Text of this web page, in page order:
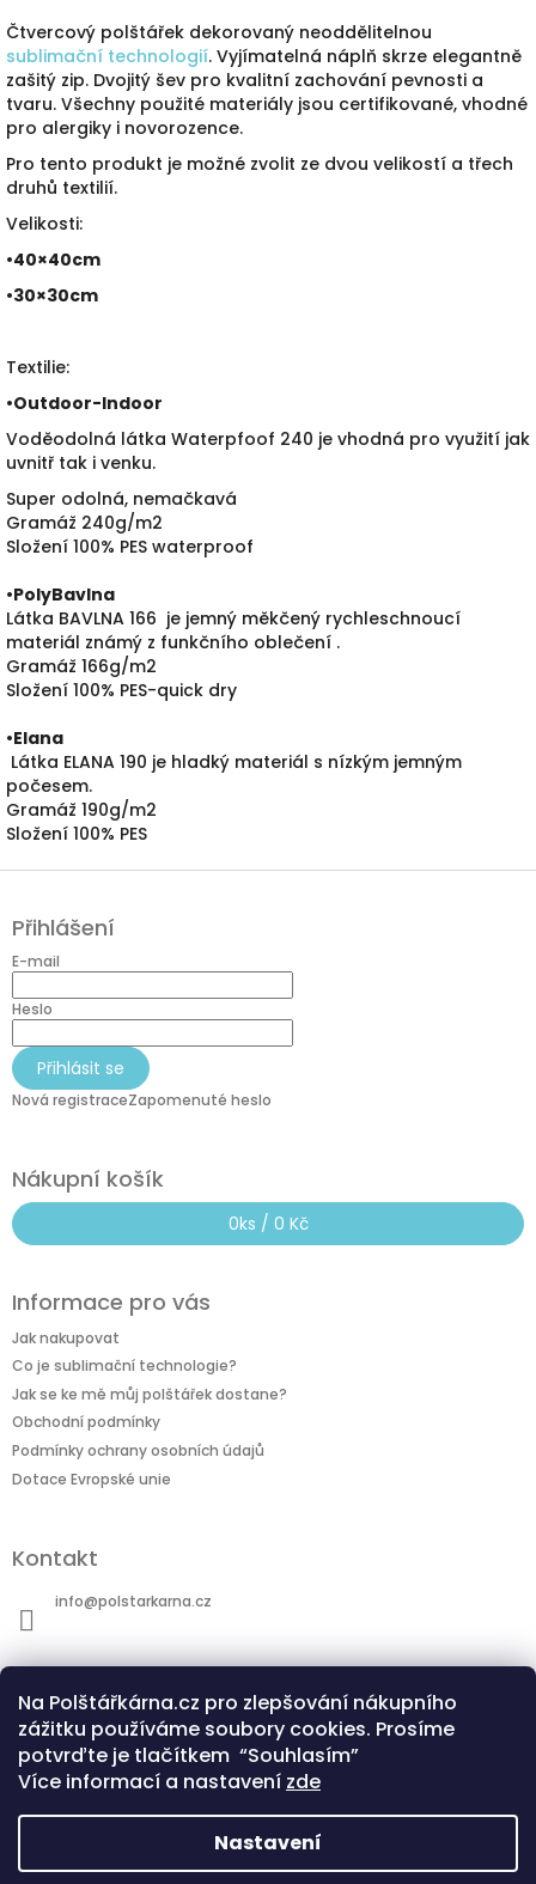
Na Polštářkárna.cz pro zlepšování nákupního
zážitku používáme soubory cookies. Prosíme
potvrďte je tlačítkem “Souhlasím”
Více informací a nastavení zde
Nastavení
Čtvercový polštářek dekorovaný neoddělitelnou
sublimační technologií. Vyjímatelná náplň skrze elegantně
zašitý zip. Dvojitý šev pro kvalitní zachování pevnosti a
tvaru. Všechny použité materiály jsou certifikované, vhodné
pro alergiky i novorozence.
Pro tento produkt je možné zvolit ze dvou velikostí a třech
druhů textilií.
Velikosti:
•40×40cm
•30×30cm
Textilie:
•Outdoor-Indoor
Voděodolná látka Waterpfoof 240 je vhodná pro využití jak
uvnitř tak i venku.
Super odolná, nemačkavá
Gramáž 240g/m2
Složení 100% PES waterproof
•PolyBavlna
Látka BAVLNA 166 je jemný měkčený rychleschnoucí
materiál známý z funkčního oblečení .
Gramáž 166g/m2
Složení 100% PES-quick dry
•Elana
Látka ELANA 190 je hladký materiál s nízkým jemným
počesem.
Gramáž 190g/m2
Složení 100% PES
Z
p
a
Přihlášení
E-mail
Heslo
Přihlásit se
Nová registraceZapomenuté heslo
Nákupní košík
0ks / 0 Kč
Informace pro vás
Jak nakupovat
Co je sublimační technologie?
Jak se ke mě můj polštářek dostane?
Obchodní podmínky
Podmínky ochrany osobních údajů
Dotace Evropské unie
Kontakt
info@polstarkarna.cz
Dotace Evropské unie Co je sublimační technologie?